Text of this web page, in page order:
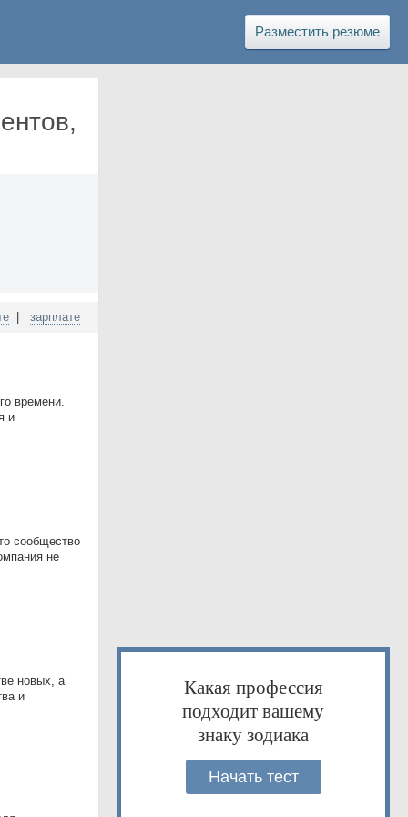
Разместить резюме
зарплате
времени.
и
сообщество
не
новых, а
и
Какая профессия
подходит вашему
знаку зодиака
Начать тест